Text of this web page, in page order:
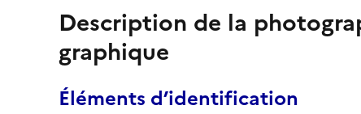
Description de la
graphique
Éléments d’identification